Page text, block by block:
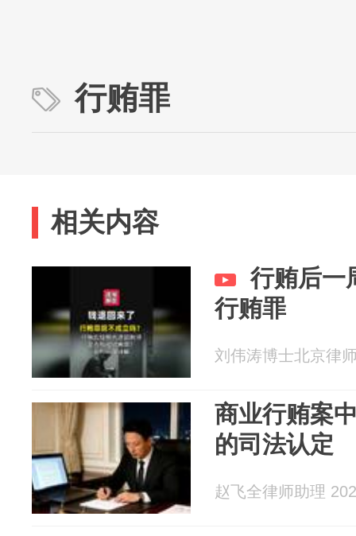
行贿罪
相关内容
行贿后一
行贿罪
刘伟涛博士北京律
商业行贿案
的司法认定
赵飞全律师助理